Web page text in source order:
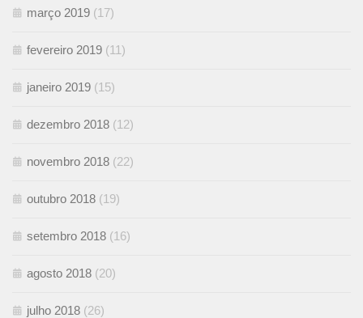
março 2019 (17)
fevereiro 2019 (11)
janeiro 2019 (15)
dezembro 2018 (12)
novembro 2018 (22)
outubro 2018 (19)
setembro 2018 (16)
agosto 2018 (20)
julho 2018 (26)